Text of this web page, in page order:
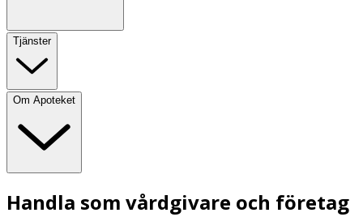
Tjänster
Om Apoteket
Handla som vårdgivare och företag